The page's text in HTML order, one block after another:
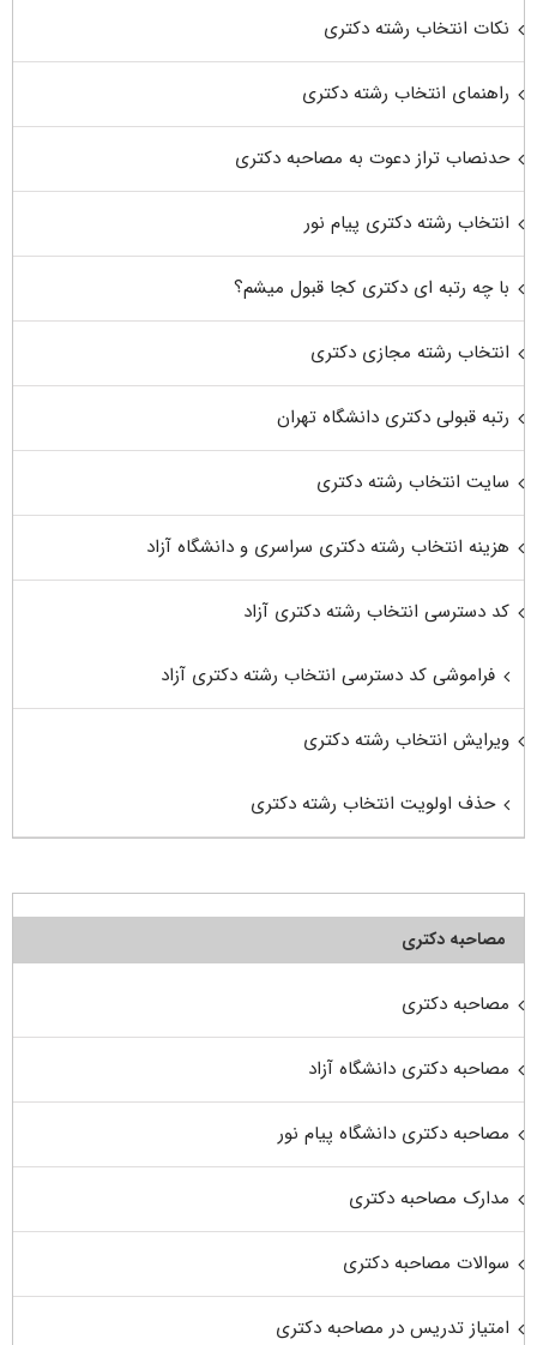
نکات انتخاب رشته دکتری
راهنمای انتخاب رشته دکتری
حدنصاب تراز دعوت به مصاحبه دکتری
انتخاب رشته دکتری پیام نور
با چه رتبه ای دکتری کجا قبول میشم؟
انتخاب رشته مجازی دکتری
رتبه قبولی دکتری دانشگاه تهران
سایت انتخاب رشته دکتری
هزینه انتخاب رشته دکتری سراسری و دانشگاه آزاد
کد دسترسی انتخاب رشته دکتری آزاد
فراموشی کد دسترسی انتخاب رشته دکتری آزاد
ویرایش انتخاب رشته دکتری
حذف اولویت انتخاب رشته دکتری
مصاحبه دکتری
مصاحبه دکتری
مصاحبه دکتری دانشگاه آزاد
مصاحبه دکتری دانشگاه پیام نور
مدارک مصاحبه دکتری
سوالات مصاحبه دکتری
امتیاز تدریس در مصاحبه دکتری